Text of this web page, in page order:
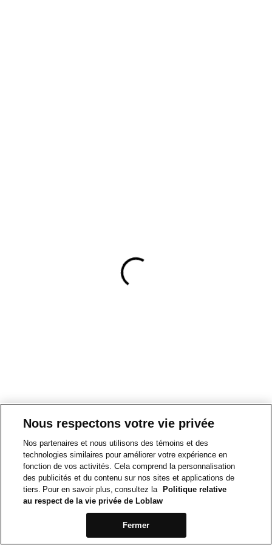
Nous respectons votre vie privée
Nos partenaires et nous utilisons des témoins et des
technologies similaires pour améliorer votre expérience en
fonction de vos activités. Cela comprend la personnalisation
des publicités et du contenu sur nos sites et applications de
tiers. Pour en savoir plus, consultez la
Politique relative
au respect de la vie privée de Loblaw
Fermer